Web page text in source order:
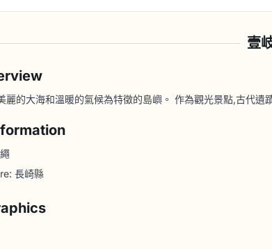
壹
麗的大海和溫暖的氣候為特徵的島嶼。 作為觀光景點,古代遺
長崎縣